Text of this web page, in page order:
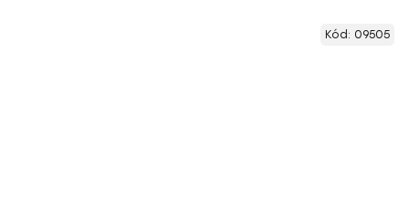
Kód: 09505